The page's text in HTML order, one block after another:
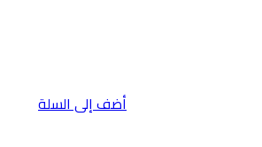
أضف إلى السلة